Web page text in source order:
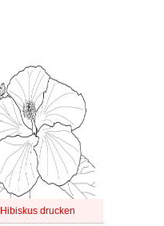
Hibiskus drucken